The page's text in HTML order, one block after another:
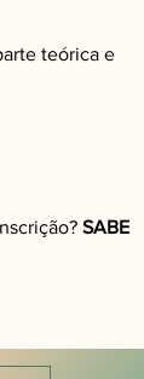
teórica e
SABE